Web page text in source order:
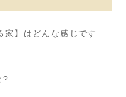
】はどんな感じです
?